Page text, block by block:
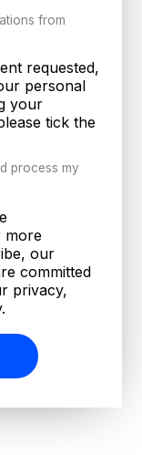
from
requested,
personal
your
tick the
process my
more
our
committed
privacy,